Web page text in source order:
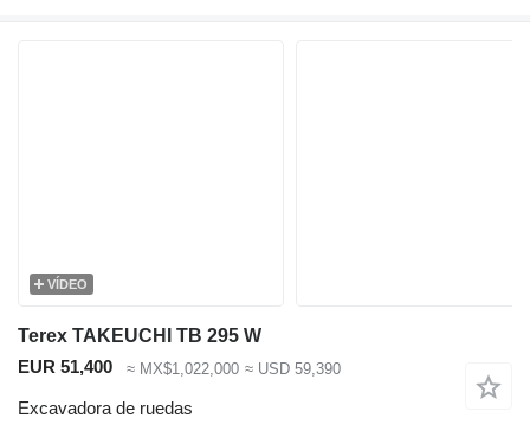
VÍDEO
Terex TAKEUCHI TB 295 W
EUR 51,400
≈ MX$1,022,000 ≈ USD 59,390
Excavadora de ruedas